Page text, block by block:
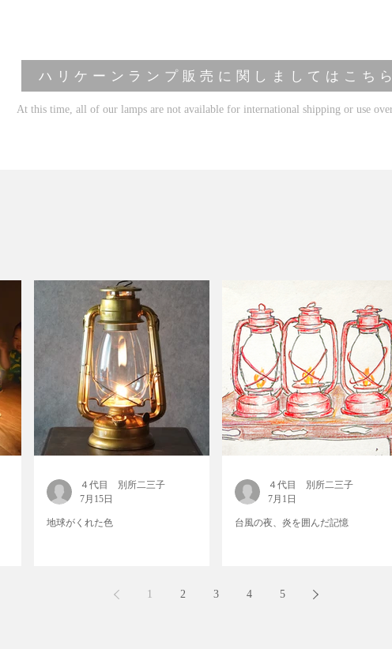
​ハ リ ケ ー ン ラ ン プ 販 売 に 関 し ま し て は こ ち ら
At this time, all of our lamps are not available for international shipping or use
地球がくれた色
４代目 別所二三子
7月15日
台風の夜、炎を囲んだ記憶
４代目 別所二三子
7月1日
1 2 3 4 5